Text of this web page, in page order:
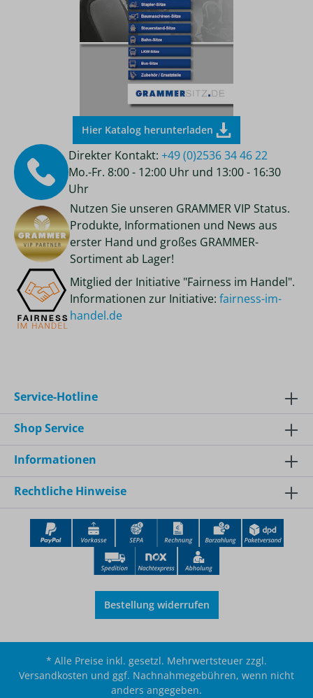
Hier Katalog herunterladen
Direkter Kontakt:+49 (0)2536 34 46 22
Mo.-Fr. 8:00 - 12:00 Uhr und 13:00 - 16:30
Uhr
Nutzen Sie unseren GRAMMER VIP Status.
Produkte, Informationen und News aus
erster Hand und großes GRAMMER-
Sortiment ab Lager!
Mitglied der Initiative "Fairness im Handel".
Informationen zur Initiative: fairness-im-
handel.de
Service-Hotline
Shop Service
Informationen
Rechtliche Hinweise
Bestellung widerrufen
* Alle Preise inkl. gesetzl. Mehrwertsteuer zzgl.
Versandkosten und ggf. Nachnahmegebühren, wenn nicht
anders angegeben.